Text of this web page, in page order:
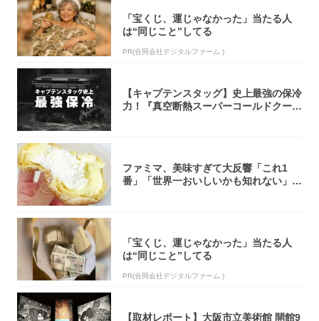
「宝くじ、運じゃなかった」当たる人
は“同じこと”してる
PR(合同会社デジタルファーム )
【キャプテンスタッグ】史上最強の保冷
力！『真空断熱スーパーコールドクーラ
ファミマ、美味すぎて大反響「これ1
番」「世界一おいしいかも知れない」
「宝くじ、運じゃなかった」当たる人
は“同じこと”してる
PR(合同会社デジタルファーム )
【取材レポート】大阪市立美術館 開館9